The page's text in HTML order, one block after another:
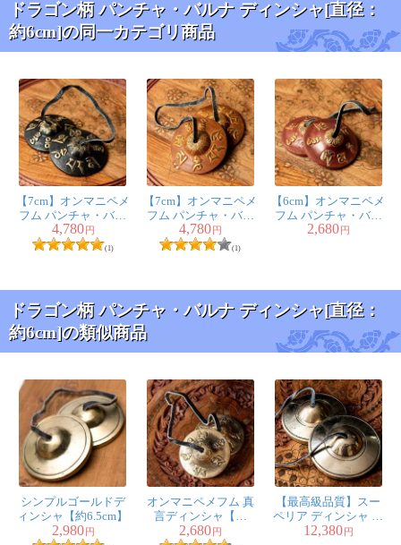
ドラゴン柄 パンチャ・バルナ ディンシャ[直径：
約6cm]の同一カテゴリ商品
【7cm】オンマニペメ
フム パンチャ・バル
ナ ディンシャ - 黒
4,780 円
(1)
【7cm】オンマニペメ
フム パンチャ・バル
ナ ディンシャ - ライ
トブラウン
4,780 円
(1)
【6cm】オンマニペメ
フム パンチャ・バル
ナ ディンシャ - ブラ
2,680 円
ドラゴン柄 パンチャ・バルナ ディンシャ[直径：
約6cm]の類似商品
シンプルゴールドデ
ィンシャ【約6.5cm】
2,980円
オンマニペメフム 真
言ディンシャ【約
6cm】
2,680円
【最高級品質】スー
ペリア ディンシャ 光
沢仕立て 特大 直径：
12,380円